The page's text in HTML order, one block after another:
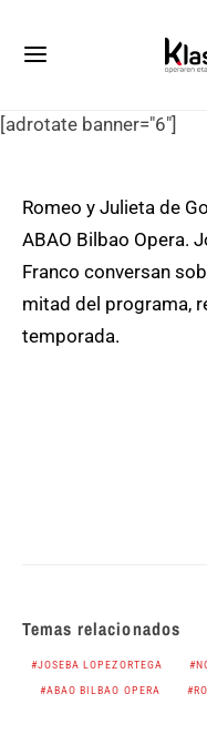
[adrotate banner="6"]
Romeo y Julieta de
ABAO Bilbao Opera.
Franco conversan
mitad del programa,
temporada.
Temas relacionados
JOSEBA LOPEZORTEGA
ABAO BILBAO OPERA